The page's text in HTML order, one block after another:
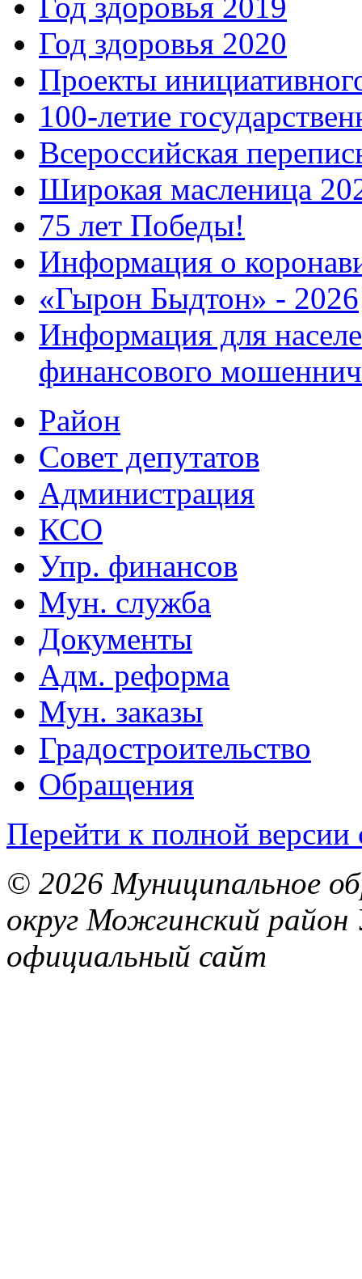
Год здоровья 2020
Проекты
100-летие
Всероссийская
Широкая масленица
75 лет Победы!
Информация о
«Гырон Быдтон» - 2026
Информация для
финансового
Район
Совет депутатов
Администрация
КСО
Упр. финансов
Мун. служба
Документы
Адм. реформа
Мун. заказы
Градостроительство
Обращения
Перейти к полной версии
© 2026 Муниципальное
округ Можгинский район
официальный сайт